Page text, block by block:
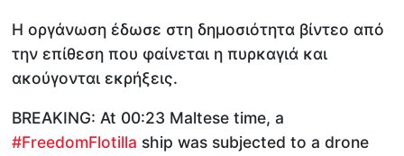
Η οργάνωση έδωσε στη δημοσιότητα βίντεο από
την επίθεση που φαίνεται η πυρκαγιά και
ακούγονται εκρήξεις.
BREAKING: At 00:23 Maltese time, a
#FreedomFlotilla ship was subjected to a drone